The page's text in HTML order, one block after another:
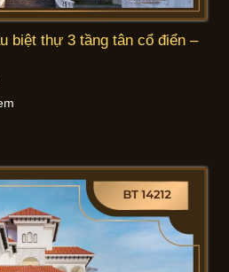
biệt thự 3 tầng tân cổ điển –